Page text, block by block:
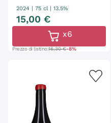
2024 75 cl | 13.5%
15,00 €
Prezzo di listino:16,30 €-8%
x6